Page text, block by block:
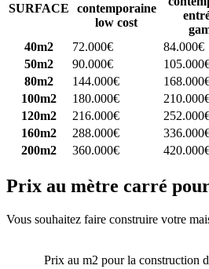
SURFACE
contemporaine
low cost
40m2
72.000€ 84.000€
50m2
90.000€
80m2
144.000€
100m2
180.000€
120m2
216.000€
160m2
288.000€
200m2
360.000€
Prix au mètre carré
Vous souhaitez faire construire votre
Prix au m2 pour la construction